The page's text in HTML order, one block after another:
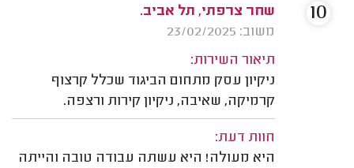
שחר צרפתי, תל אביב.
משוב: 23/02/2025
תיאור השירות:
ניקיון עסק מתחום הביגוד שכלל קרצוף
קרמיקה, שאיבה, ניקיון קירות ורצפה.
חוות דעת:
היא מעולה! היא עשתה עבודה טובה והייתה
10